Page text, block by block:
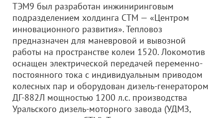
ТЭМ9 был разработан инжиниринговым
подразделением холдинга СТМ — «Центром
инновационного развития». Тепловоз
предназначен для маневровой и вывозной
работы на пространстве колеи 1520. Локомотив
оснащен электрической передачей переменно-
постоянного тока с индивидуальным приводом
колесных пар и оборудован дизель-генератором
ДГ-882Л мощностью 1200 л.с. производства
Уральского дизель-моторного завода (УДМЗ,